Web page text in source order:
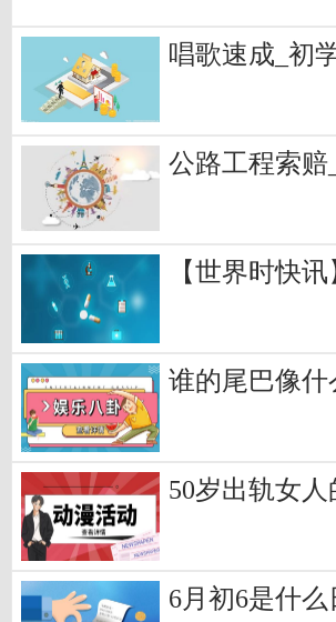
唱歌速成_初
公路工程索赔
【世界时快
谁的尾巴像
50岁出轨女
6月初6是什